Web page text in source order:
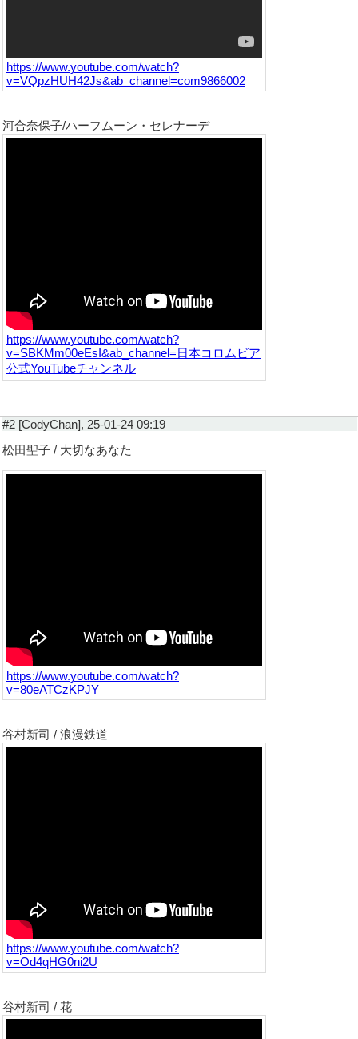
https://www.youtube.com/watch?
v=VQpzHUH42Js&ab_channel=com9866002
河合奈保子/ハーフムーン・セレナーデ
https://www.youtube.com/watch?
v=SBKMm00eEsI&ab_channel=日本コロムビア
公式YouTubeチャンネル
#2 [CodyChan], 25-01-24 09:19
松田聖子 / 大切なあなた
https://www.youtube.com/watch?
v=80eATCzKPJY
谷村新司 / 浪漫鉄道
https://www.youtube.com/watch?
v=Od4qHG0ni2U
谷村新司 / 花